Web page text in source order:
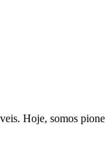
Hoje, somos